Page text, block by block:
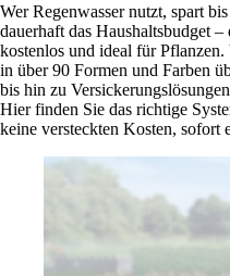
Wer Regenwasser nutzt, spart
dauerhaft das Haushaltsbudget
kostenlos und ideal für
in über 90 Formen und Farben
bis hin zu
Hier finden Sie das richtige
keine versteckten Kosten, sofort